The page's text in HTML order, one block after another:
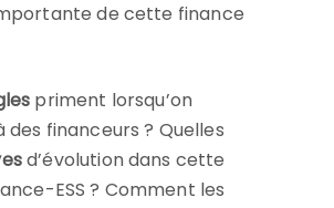
de cette finance
priment lorsqu’on
des financeurs ? Quelles
d’évolution dans cette
ESS ? Comment les